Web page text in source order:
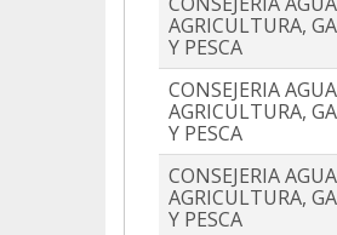
AGRICULTURA,
Y PESCA
CONSEJERIA
AGRICULTURA,
Y PESCA
CONSEJERIA
AGRICULTURA,
Y PESCA